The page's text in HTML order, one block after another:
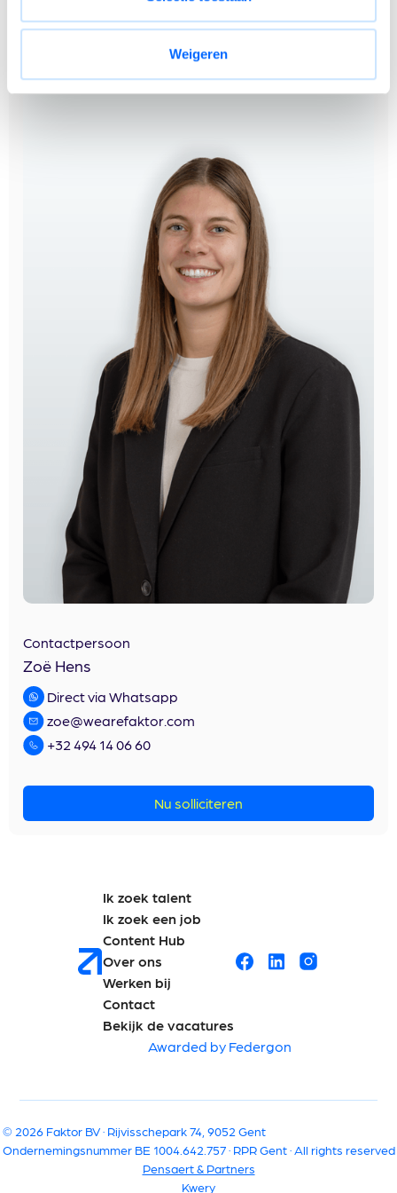
Weigeren
verloningspakket samen op basis van jouw
persoonlijke behoeften.
Contactpersoon
Zoë Hens
Direct via Whatsapp
zoe@wearefaktor.com
+32 494 14 06 60
Nu solliciteren
Ik zoek talent
Ik zoek een job
Content Hub
Over ons
Werken bij
Contact
Bekijk de vacatures
Awarded by Federgon
© 2026 Faktor BV · Rijvisschepark 74, 9052 Gent
Ondernemingsnummer BE 1004.642.757 · RPR Gent · All rights reserved
Pensaert & Partners
Kwery